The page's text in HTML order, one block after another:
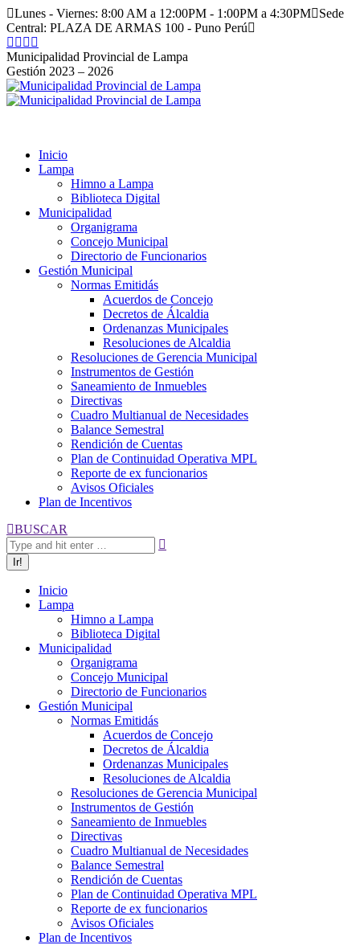
Saltar
al
contenido
Lunes - Viernes: 8:00 AM a 12:00PM - 1:00PM a 4:30PM
Sede
Central: PLAZA DE ARMAS 100 - Puno Perú
Facebook
page
opens
in
new
Instagram
page
opens
in
new
YouTube
page
opens
in
new
page
opens
in
new
Municipalidad Provincial de Lampa
Gestión 2023 – 2026
Inicio
Lampa
Himno a Lampa
Biblioteca Digital
Municipalidad
Organigrama
Concejo Municipal
Directorio de Funcionarios
Gestión Municipal
Normas Emitidás
Acuerdos de Concejo
Decretos de Álcaldia
Ordenanzas Municipales
Resoluciones de Alcaldia
Resoluciones de Gerencia Municipal
Instrumentos de Gestión
Saneamiento de Inmuebles
Directivas
Cuadro Multianual de Necesidades
Balance Semestral
Rendición de Cuentas
Plan de Continuidad Operativa MPL
Reporte de ex funcionarios
Avisos Oficiales
Plan de Incentivos
Buscar:
BUSCAR
Inicio
Lampa
Himno a Lampa
Biblioteca Digital
Municipalidad
Organigrama
Concejo Municipal
Directorio de Funcionarios
Gestión Municipal
Normas Emitidás
Acuerdos de Concejo
Decretos de Álcaldia
Ordenanzas Municipales
Resoluciones de Alcaldia
Resoluciones de Gerencia Municipal
Instrumentos de Gestión
Saneamiento de Inmuebles
Directivas
Cuadro Multianual de Necesidades
Balance Semestral
Rendición de Cuentas
Plan de Continuidad Operativa MPL
Reporte de ex funcionarios
Avisos Oficiales
Plan de Incentivos